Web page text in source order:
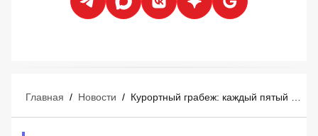
Главная / Новости /